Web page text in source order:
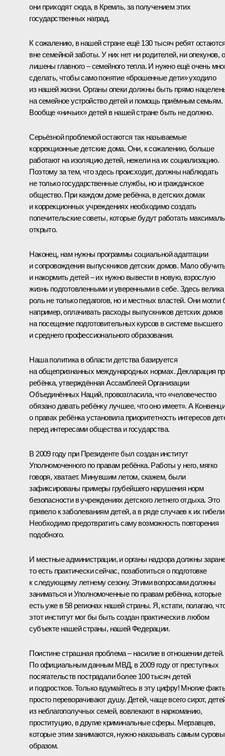
они приходят сюда, в Кремль, за получением этих
государственных наград.
К сожалению, в нашей стране ещё 130 тысяч ребят
вне семейной заботы. У них нет ни родителей, ни опекунов,
лишены главного – семейного тепла. И нужно ещё очень
сделать, чтобы само понятие «брошенные дети» уходило
из нашей жизни. Органы опеки должны быть прямо
на семейное устройство детей и помощь приёмным семьям.
Вообще «ничьих» детей в нашей стране быть не должно.
Серьёзной проблемой остаются так называемые
коррекционные детские дома. Они, к сожалению, больше
работают на изоляцию детей, нежели на их социализацию.
Поэтому за тем, что здесь происходит, должны наблюдать
не только государственные службы, но и гражданское
общество. При каждом доме ребёнка, в детских домах
и коррекционных учреждениях необходимо создать
попечительские советы, которые будут работать
открыто.
Наконец, нам нужны программы социальной адаптации
и сопровождения выпускников детских домов. Мало
и накормить детей – их нужно вывести в новую, взрослую
жизнь подготовленными и уверенными в себе. Здесь велика
роль не только педагогов, но и местных властей. Они могли
например, оплачивать расходы выпускников детских домов
на посещение подготовительных курсов в системе высшего
и среднего профессионального образования.
Наша политика в области детства базируется
на общепризнанных международных нормах. Декларация
ребёнка, утверждённая Ассамблеей Организации
Объединённых Наций, провозгласила, что «человечество
обязано давать ребёнку лучшее, что оно имеет». А
о правах ребёнка установила приоритетность интересов
перед интересами общества и государства.
В 2009 году при Президенте был создан институт
Уполномоченного по правам ребёнка. Работы у него, мягко
говоря, хватает. Минувшим летом, скажем, были
зафиксированы примеры грубейшего нарушения норм
безопасности в учреждениях детского летнего отдыха. Это
привело к заболеваниям детей, а в ряде случаев к их
Необходимо предотвратить саму возможность повторения
подобного.
И местные администрации, и органы надзора должны
то есть практически сейчас, позаботиться о подготовке
к следующему летнему сезону. Этими вопросами должны
заниматься и Уполномоченные по правам ребёнка, которые
есть уже в 58 регионах нашей страны. Я, кстати, полагаю,
этот институт мог бы быть создан практически в любом
субъекте нашей страны, нашей Федерации.
Поистине страшная проблема – насилие в отношении детей.
По официальным данным МВД, в 2009 году от преступных
посягательств пострадали более 100 тысяч детей
и подростков. Только вдумайтесь в эту цифру! Многие
просто переворачивают душу. Детей, чаще всего сирот,
из неблагополучных семей, вовлекают в наркоманию,
проституцию, в другие криминальные сферы. Мерзавцев,
которые этим занимаются, нужно наказывать самым
образом.